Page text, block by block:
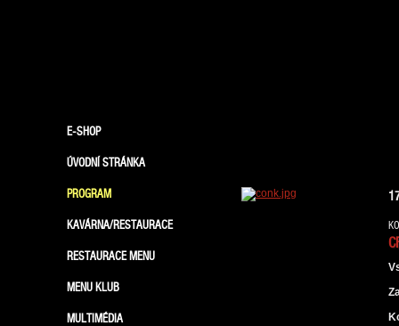
E-SHOP
ÚVODNÍ STRÁNKA
PROGRAM
KAVÁRNA/RESTAURACE
RESTAURACE MENU
MENU KLUB
MULTIMÉDIA